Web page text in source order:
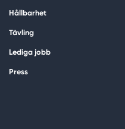
Hållbarhet
Tävling
Lediga jobb
Press